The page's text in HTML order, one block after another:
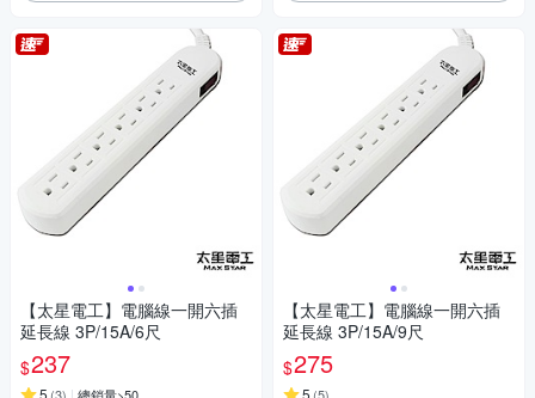
【太星電工】電腦線一開六插
延長線 3P/15A/6尺
$237
【太星電工】電腦線一開六插
延長線 3P/15A/9尺
$275